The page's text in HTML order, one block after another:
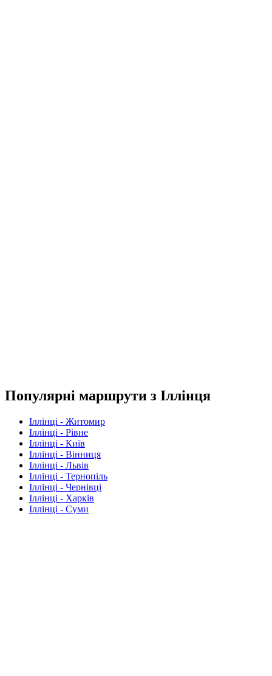
Популярні маршрути з Іллінця
Іллінці - Житомир
Іллінці - Рівне
Іллінці - Київ
Іллінці - Вінниця
Іллінці - Львів
Іллінці - Тернопіль
Іллінці - Чернівці
Іллінці - Харків
Іллінці - Суми